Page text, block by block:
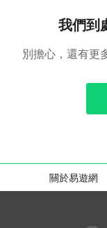
我們到
別擔心，還有更
關於易遊網